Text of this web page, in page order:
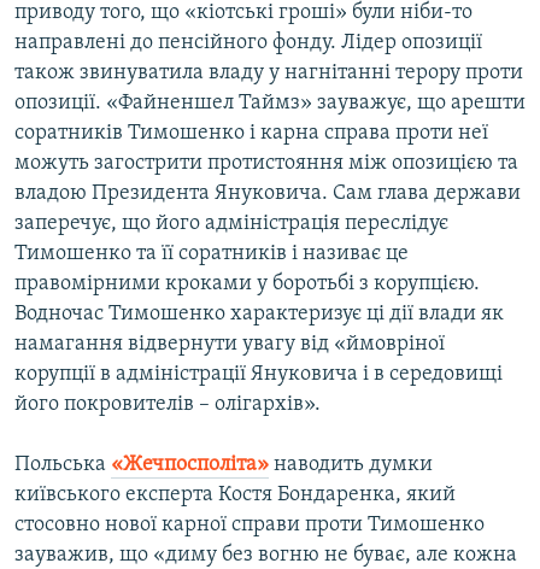
приводу того, що «кіотські гроші» були ніби-то
направлені до пенсійного фонду. Лідер опозиції
також звинуватила владу у нагнітанні терору проти
опозиції. «Файненшел Таймз» зауважує, що арешти
соратників Тимошенко і карна справа проти неї
можуть загострити протистояння між опозицією та
владою Президента Януковича. Сам глава держави
заперечує, що його адміністрація переслідує
Тимошенко та її соратників і називає це
правомірними кроками у боротьбі з корупцією.
Водночас Тимошенко характеризує ці дії влади як
намагання відвернути увагу від «ймовріної
корупції в адміністрації Януковича і в середовищі
його покровителів – олігархів».
Польська «Жечпосполіта» наводить думки
київського експерта Костя Бондаренка, який
стосовно нової карної справи проти Тимошенко
зауважив, що «диму без вогню не буває, але кожна